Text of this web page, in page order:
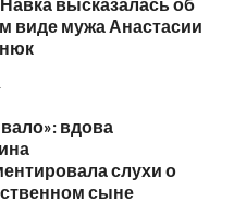
виде мужа Анастасии
вдова
слухи о
сыне